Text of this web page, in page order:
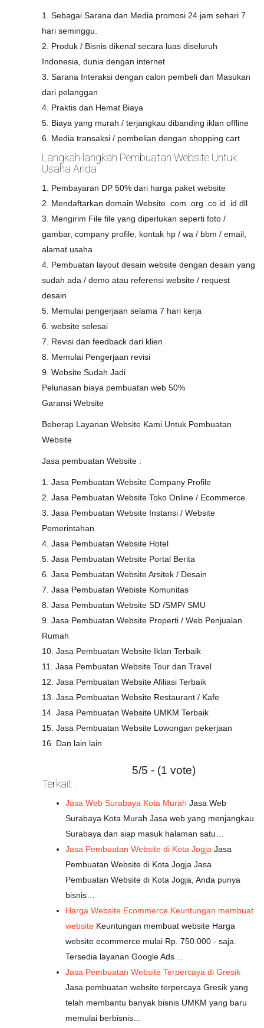
1. Sebagai Sarana dan Media promosi 24 jam sehari 7
hari seminggu.
2. Produk / Bisnis dikenal secara luas diseluruh
Indonesia, dunia dengan internet
3. Sarana Interaksi dengan calon pembeli dan Masukan
dari pelanggan
4. Praktis dan Hemat Biaya
5. Biaya yang murah / terjangkau dibanding iklan offline
6. Media transaksi / pembelian dengan shopping cart
Langkah langkah Pembuatan Website Untuk
Usaha Anda
1. Pembayaran DP 50% dari harga paket website
2. Mendaftarkan domain Website .com .org .co.id .id dll
3. Mengirim File file yang diperlukan seperti foto /
gambar, company profile, kontak hp / wa / bbm / email,
alamat usaha
4. Pembuatan layout desain website dengan desain yang
sudah ada / demo atau referensi website / request
desain
5. Memulai pengerjaan selama 7 hari kerja
6. website selesai
7. Revisi dan feedback dari klien
8. Memulai Pengerjaan revisi
9. Website Sudah Jadi
Pelunasan biaya pembuatan web 50%
Garansi Website
Beberap Layanan Website Kami Untuk Pembuatan
Website
Jasa pembuatan Website :
1. Jasa Pembuatan Website Company Profile
2. Jasa Pembuatan Website Toko Online / Ecommerce
3. Jasa Pembuatan Website Instansi / Website
Pemerintahan
4. Jasa Pembuatan Website Hotel
5. Jasa Pembuatan Website Portal Berita
6. Jasa Pembuatan Website Arsitek / Desain
7. Jasa Pembuatan Webiste Komunitas
8. Jasa Pembuatan Website SD /SMP/ SMU
9. Jasa Pembuatan Website Properti / Web Penjualan
Rumah
10. Jasa Pembuatan Website Iklan Terbaik
11. Jasa Pembuatan Website Tour dan Travel
12. Jasa Pembuatan Website Afiliasi Terbaik
13. Jasa Pembuatan Website Restaurant / Kafe
14. Jasa Pembuatan Website UMKM Terbaik
15. Jasa Pembuatan Website Lowongan pekerjaan
16. Dan lain lain
5/5 - (1 vote)
Terkait :
Jasa Web Surabaya Kota Murah Jasa Web
Surabaya Kota Murah Jasa web yang menjangkau
Surabaya dan siap masuk halaman satu…
Jasa Pembuatan Website di Kota Jogja Jasa
Pembuatan Website di Kota Jogja Jasa
Pembuatan Website di Kota Jogja, Anda punya
bisnis…
Harga Website Ecommerce Keuntungan membuat
website Keuntungan membuat website Harga
website ecommerce mulai Rp. 750.000 - saja.
Tersedia layanan Google Ads…
Jasa Pembuatan Website Terpercaya di Gresik
Jasa pembuatan website terpercaya Gresik yang
telah membantu banyak bisnis UMKM yang baru
memulai berbisnis…